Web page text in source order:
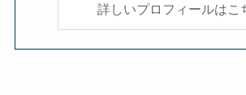
詳しいプロフィールはこ